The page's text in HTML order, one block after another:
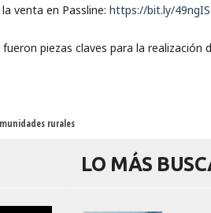
venta en Passline: https://bit.ly/
fueron piezas claves para la realización
rurales
LO MÁS